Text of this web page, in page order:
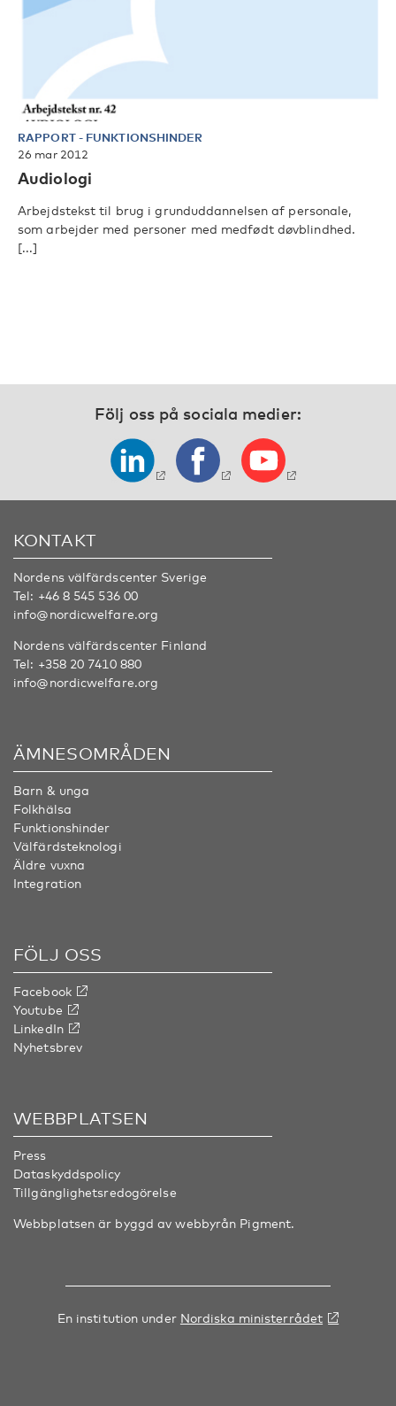
RAPPORT- FUNKTIONSHINDER
26 mar 2012
Audiologi
Arbejdstekst til brug i grunduddannelsen af personale,
som arbejder med personer med medfødt døvblindhed.
[...]
Följ oss på sociala medier:
KONTAKT
Nordens välfärdscenter Sverige
Tel: +46 8 545 536 00
info@nordicwelfare.org
Nordens välfärdscenter Finland
Tel: +358 20 7410 880
info@nordicwelfare.org
ÄMNESOMRÅDEN
Barn & unga
Folkhälsa
Funktionshinder
Välfärdsteknologi
Äldre vuxna
Integration
FÖLJ OSS
Facebook
Youtube
LinkedIn
Nyhetsbrev
WEBBPLATSEN
Press
Dataskyddspolicy
Tillgänglighetsredogörelse
Webbplatsen är byggd av webbyrån Pigment.
En institution under Nordiska ministerrådet